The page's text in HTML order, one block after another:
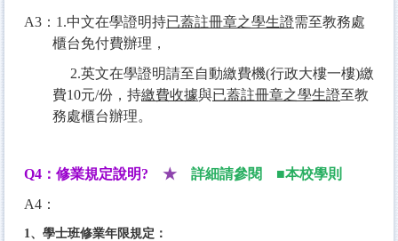
A3：1.中文在學證明持已蓋註冊章之學生證需至教務處
櫃台免付費辦理，
2.英文在學證明請至自動繳費機(行政大樓一樓)繳
費10元/份，持繳費收據與已蓋註冊章之學生證至教
務處櫃台辦理。
Q4 ：修業規定說明? ★ 詳細請參閱 ■本校學則
A4：
1、學士班修業年限規定：